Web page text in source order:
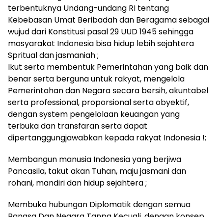
terbentuknya Undang-undang RI tentang
Kebebasan Umat Beribadah dan Beragama sebagai
wujud dari Konstitusi pasal 29 UUD 1945 sehingga
masyarakat Indonesia bisa hidup lebih sejahtera
Spritual dan jasmaniah ;
Ikut serta membentuk Pemerintahan yang baik dan
benar serta berguna untuk rakyat, mengelola
Pemerintahan dan Negara secara bersih, akuntabel
serta professional, proporsional serta obyektif,
dengan system pengelolaan keuangan yang
terbuka dan transfaran serta dapat
dipertanggungjawabkan kepada rakyat Indonesia !;
Membangun manusia Indonesia yang berjiwa
Pancasila, takut akan Tuhan, maju jasmani dan
rohani, mandiri dan hidup sejahtera ;
Membuka hubungan Diplomatik dengan semua